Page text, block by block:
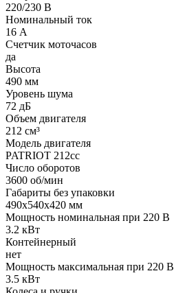
220/230 В
Номинальный ток
16 А
Счетчик моточасов
да
Высота
490 мм
Уровень шума
72 дБ
Объем двигателя
212 см³
Модель двигателя
PATRIOT 212cc
Число оборотов
3600 об/мин
Габариты без упаковки
490х540х420 мм
Мощность номинальная при 220 В
3.2 кВт
Контейнерный
нет
Мощность максимальная при 220 В
3.5 кВт